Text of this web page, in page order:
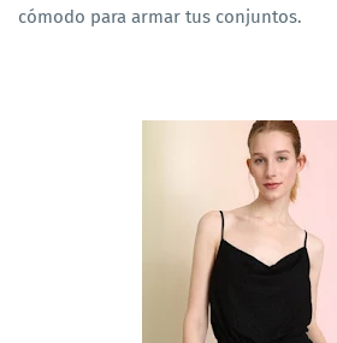
cómodo para armar tus conjuntos.